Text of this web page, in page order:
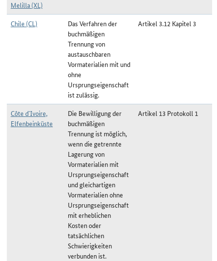
Melilla (XL)
Chile (CL)
Das Verfahren der
buchmäßigen
Trennung von
austauschbaren
Vormaterialien mit und
ohne
Ursprungseigenschaft
ist zulässig.
Artikel 3.12 Kapitel 3
Côte d`Ivoire,
Elfenbeinküste
Die Bewilligung der
buchmäßigen
Trennung ist möglich,
wenn die getrennte
Lagerung von
Vormaterialien mit
Ursprungseigenschaft
und gleichartigen
Vormaterialien ohne
Ursprungseigenschaft
mit erheblichen
Kosten oder
tatsächlichen
Schwierigkeiten
verbunden ist.
Artikel 13 Protokoll 1